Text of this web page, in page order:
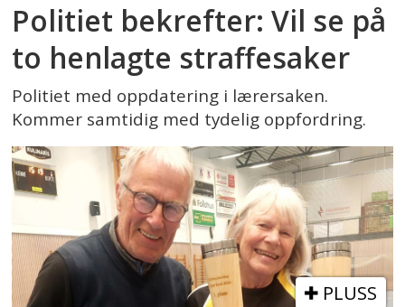
Politiet bekrefter: Vil se på
to henlagte straffesaker
Politiet med oppdatering i lærersaken.
Kommer samtidig med tydelig oppfordring.
PLUSS